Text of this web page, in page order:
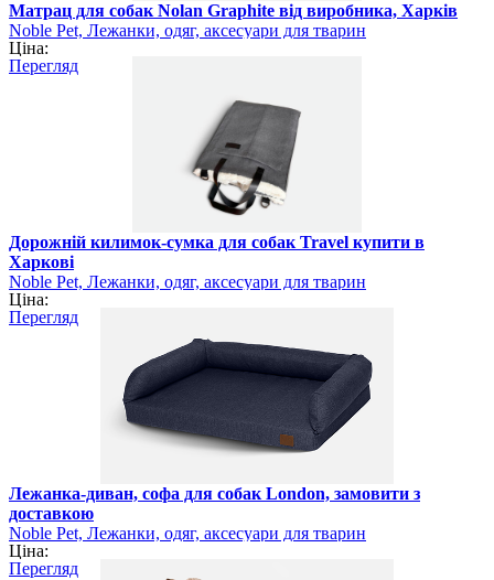
Матрац для собак Nolan Graphite від виробника, Харків
Noble Pet, Лежанки, одяг, аксесуари для тварин
Ціна:
Перегляд
Дорожній килимок-сумка для собак Travel купити в
Харкові
Noble Pet, Лежанки, одяг, аксесуари для тварин
Ціна:
Перегляд
Лежанка-диван, софа для собак London, замовити з
доставкою
Noble Pet, Лежанки, одяг, аксесуари для тварин
Ціна:
Перегляд